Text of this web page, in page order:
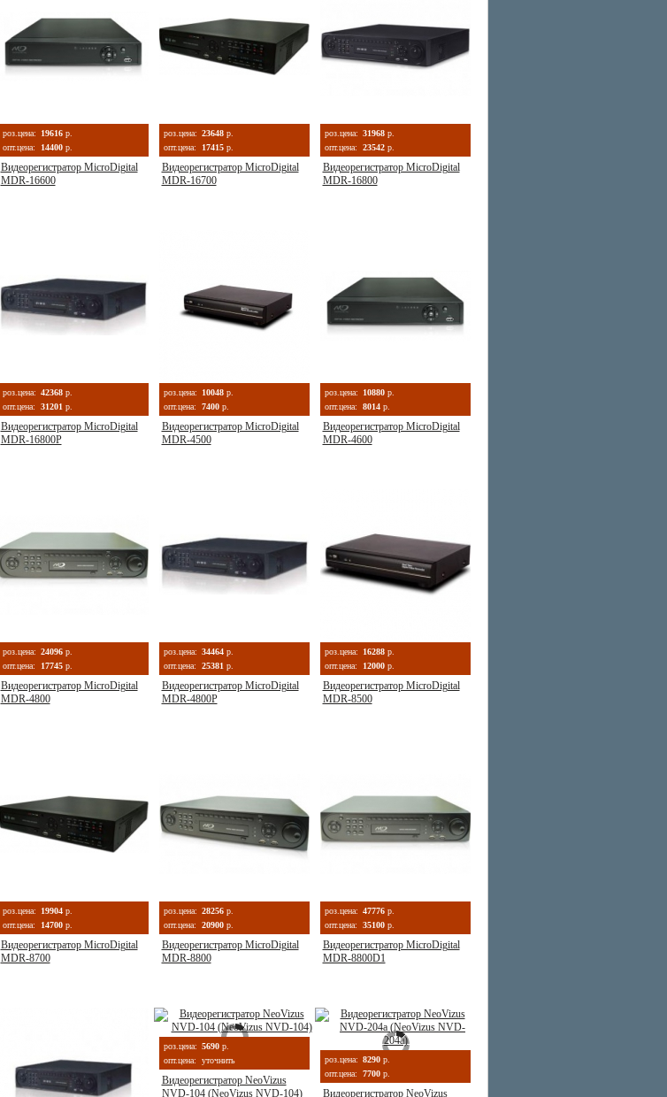
роз.цена: 19616 р.
опт.цена:
14400 р.
Видеорегистратор MicroDigital
MDR-16600
роз.цена: 23648 р.
опт.цена:
17415 р.
Видеорегистратор MicroDigital
MDR-16700
роз.цена: 31968 р.
опт.цена:
23542 р.
Видеорегистратор MicroDigital
MDR-16800
роз.цена: 42368 р.
опт.цена:
31201 р.
Видеорегистратор MicroDigital
MDR-16800P
роз.цена: 10048 р.
опт.цена:
7400 р.
Видеорегистратор MicroDigital
MDR-4500
роз.цена: 10880 р.
опт.цена:
8014 р.
Видеорегистратор MicroDigital
MDR-4600
роз.цена: 24096 р.
опт.цена:
17745 р.
Видеорегистратор MicroDigital
MDR-4800
роз.цена: 34464 р.
опт.цена:
25381 р.
Видеорегистратор MicroDigital
MDR-4800P
роз.цена: 16288 р.
опт.цена:
12000 р.
Видеорегистратор MicroDigital
MDR-8500
роз.цена: 19904 р.
опт.цена:
14700 р.
Видеорегистратор MicroDigital
MDR-8700
роз.цена: 28256 р.
опт.цена:
20900 р.
Видеорегистратор MicroDigital
MDR-8800
роз.цена: 47776 р.
опт.цена:
35100 р.
Видеорегистратор MicroDigital
MDR-8800D1
роз.цена: 5690 р.
опт.цена:
уточнить
Видеорегистратор NeoVizus
NVD-104 (NeoVizus NVD-104)
роз.цена: 8290 р.
опт.цена:
7700 р.
Видеорегистратор NeoVizus